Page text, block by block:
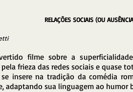
RELAÇÕES SOCIAIS (OU
filme sobre a
frieza das redes sociais e quase
insere na tradição da comédia
adaptando sua linguagem ao humor